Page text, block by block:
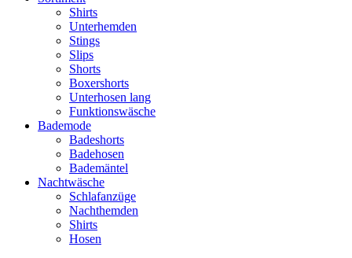
Shirts
Unterhemden
Stings
Slips
Shorts
Boxershorts
Unterhosen lang
Funktionswäsche
Bademode
Badeshorts
Badehosen
Bademäntel
Nachtwäsche
Schlafanzüge
Nachthemden
Shirts
Hosen